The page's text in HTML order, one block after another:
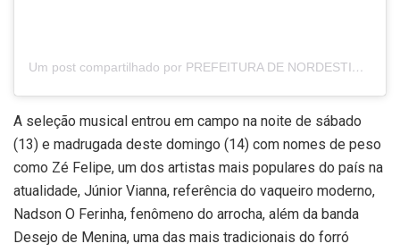
Um post compartilhado por PREFEITURA DE NORDESTINA (@prefeituradenordestina)
A seleção musical entrou em campo na noite de sábado
(13) e madrugada deste domingo (14) com nomes de peso
como Zé Felipe, um dos artistas mais populares do país na
atualidade, Júnior Vianna, referência do vaqueiro moderno,
Nadson O Ferinha, fenômeno do arrocha, além da banda
Desejo de Menina, uma das mais tradicionais do forró